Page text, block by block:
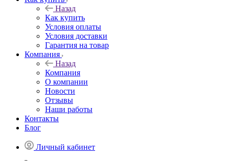
Назад
Как купить
Условия оплаты
Условия доставки
Гарантия на товар
Компания
Назад
Компания
О компании
Новости
Отзывы
Наши работы
Контакты
Блог
Личный кабинет